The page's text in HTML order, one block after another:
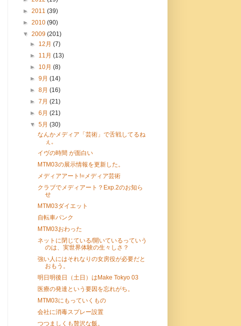
► 2011 (39)
► 2010 (90)
▼ 2009 (201)
► 12月(7)
► 11月(13)
► 10月(8)
►9月(14)
►8月(16)
►7月(21)
►6月(21)
▼5月(30)
なんかメディア「芸術」で舌戦してるね
ぇ。
イヴの時間 が面白い
MTM03の展示情報を更新した。
メディアアート!=メディア芸術
クラブでメディアート？Exp.2のお知ら
せ
MTM03ダイエット
自転車パンク
MTM03おわった
ネットに閉じている/開いているっていう
のは、実世界体験の生々しさ？
強い人にはそれなりの女房役が必要だと
おもう。
明日明後日（土日）はMake Tokyo 03
医療の発達という要因を忘れがち。
MTM03にもっていくもの
会社に消毒スプレー設置
つつましくも贅沢な飯。